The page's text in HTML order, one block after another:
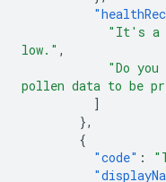
"It's a
low." ,
"Do
pollen data to be
]
},
{
"code" :